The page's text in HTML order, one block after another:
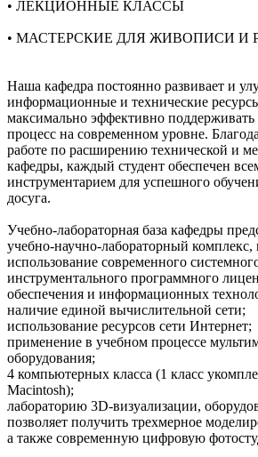
• ЛЕКЦИОННЫЕ КЛАССЫ
• МАСТЕРСКИЕ ДЛЯ ЖИВОПИСИ И
Наша кафедра постоянно развивает и
информационные и технические
максимально эффективно поддерживать
процесс на современном уровне.
работе по расширению технической и
кафедры, каждый студент обеспечен
инструментарием для успешного
досуга.
Учебно-лабораторная база кафедры
учебно-научно-лабораторный
использование современного
инструментального программного
обеспечения и информационных
наличие единой вычислительной сети;
использование ресурсов сети Интернет;
применение в учебном процессе
оборудования;
4 компьютерных класса (1 класс
Macintosh);
лабораторию 3D-визуализации,
позволяет получить трехмерное
а также современную цифровую